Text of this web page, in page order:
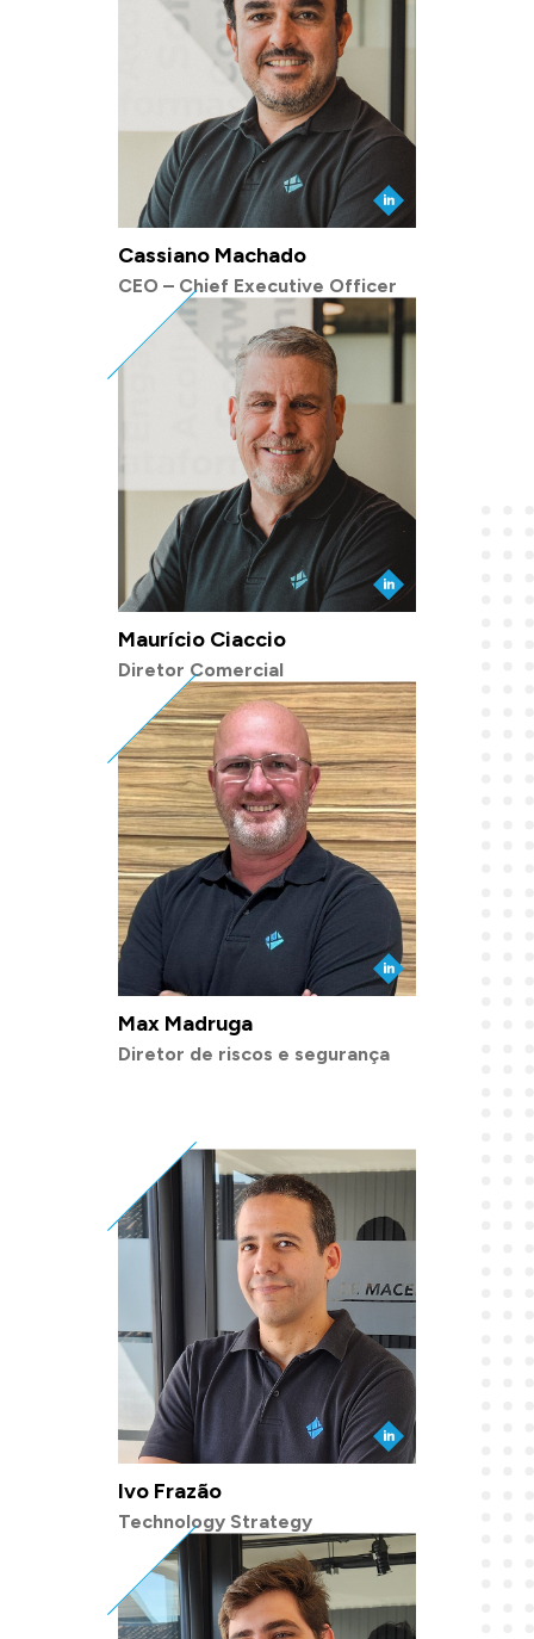
Cassiano Machado
CEO – Chief Executive Officer
Maurício Ciaccio
Diretor Comercial
Max Madruga
Diretor de riscos e segurança
Ivo Frazão
Technology Strategy